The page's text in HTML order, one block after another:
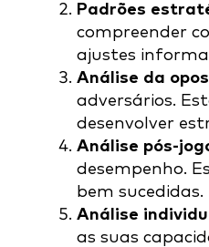
Padrões
compreender
ajustes
Análise da
adversários.
desenvolver
Análise pós-
desempenho.
bem sucedidas.
Análise
as suas